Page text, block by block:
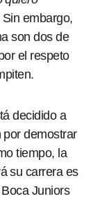
Sin embargo,
son dos de
el respeto
decidido a
por demostrar
tiempo, la
su carrera es
Juniors